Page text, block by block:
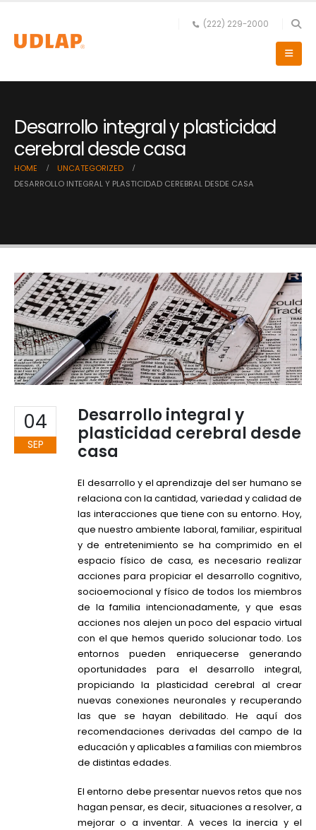
(222) 229-2000
Desarrollo integral y plasticidad
cerebral desde casa
HOME
UNCATEGORIZED
DESARROLLO INTEGRAL Y PLASTICIDAD CEREBRAL DESDE CASA
04
SEP
Desarrollo integral y
plasticidad cerebral desde
casa
El desarrollo y el aprendizaje del ser humano se
relaciona con la cantidad, variedad y calidad de
las interacciones que tiene con su entorno. Hoy,
que nuestro ambiente laboral, familiar, espiritual
y de entretenimiento se ha comprimido en el
espacio físico de casa, es necesario realizar
acciones para propiciar el desarrollo cognitivo,
socioemocional y físico de todos los miembros
de la familia intencionadamente, y que esas
acciones nos alejen un poco del espacio virtual
con el que hemos querido solucionar todo. Los
entornos pueden enriquecerse generando
oportunidades para el desarrollo integral,
propiciando la plasticidad cerebral al crear
nuevas conexiones neuronales y recuperando
las que se hayan debilitado. He aquí dos
recomendaciones derivadas del campo de la
educación y aplicables a familias con miembros
de distintas edades.
El entorno debe presentar nuevos retos que nos
hagan pensar, es decir, situaciones a resolver, a
mejorar o a inventar. A veces la inercia y el